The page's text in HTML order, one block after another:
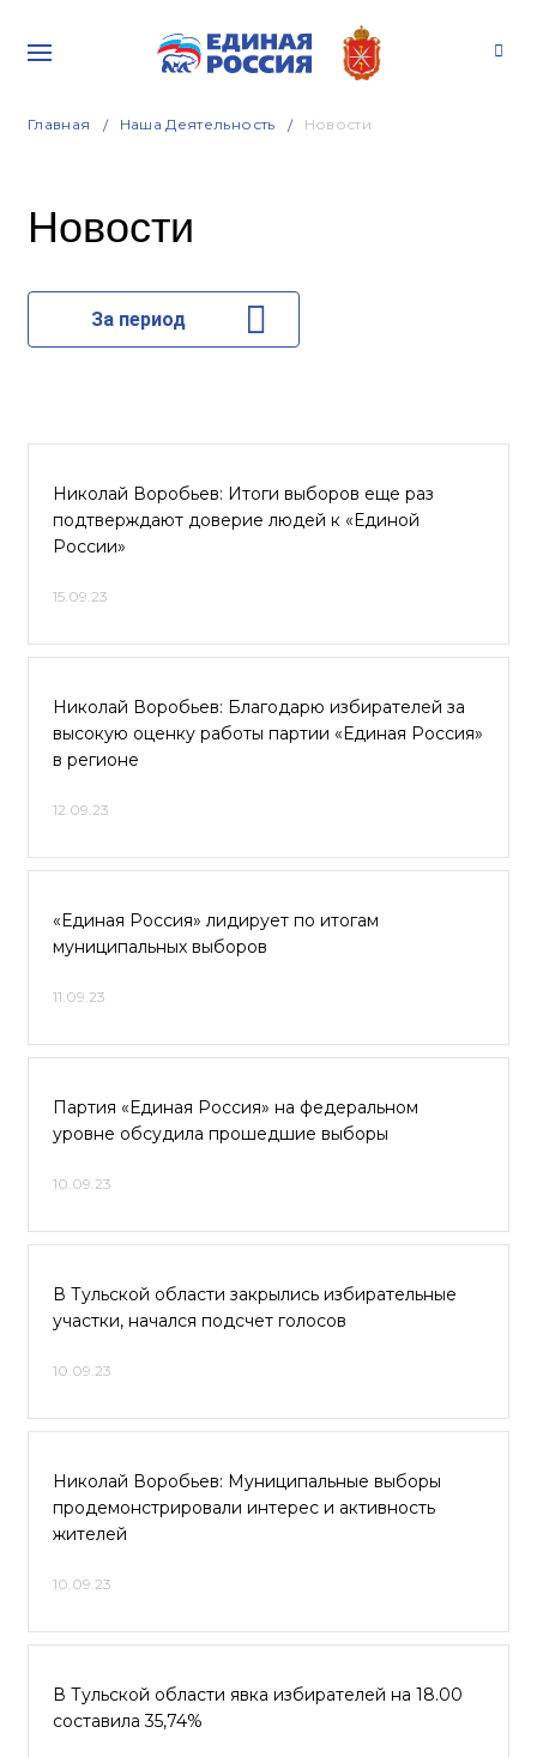
Главная Наша Деятельность Новости
Новости
За период
Николай Воробьев: Итоги выборов еще раз
подтверждают доверие людей к «Единой
России»
15.09.23
Николай Воробьев: Благодарю избирателей за
высокую оценку работы партии «Единая Россия»
в регионе
12.09.23
«Единая Россия» лидирует по итогам
муниципальных выборов
11.09.23
Партия «Единая Россия» на федеральном
уровне обсудила прошедшие выборы
10.09.23
В Тульской области закрылись избирательные
участки, начался подсчет голосов
10.09.23
Николай Воробьев: Муниципальные выборы
продемонстрировали интерес и активность
жителей
10.09.23
В Тульской области явка избирателей на 18.00
составила 35,74%